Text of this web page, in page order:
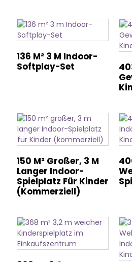
136 M² 3 M Indoor-
Softplay-Set
150 M² Großer, 3 M
Langer Indoor-
Spielplatz Für Kinder
(kommerziell)